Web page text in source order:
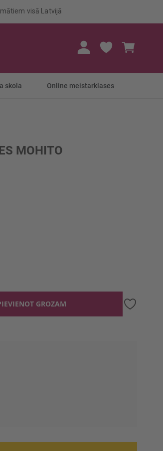
visā Latvijā
skola Online meistarklases
MOHITO
GROZAM